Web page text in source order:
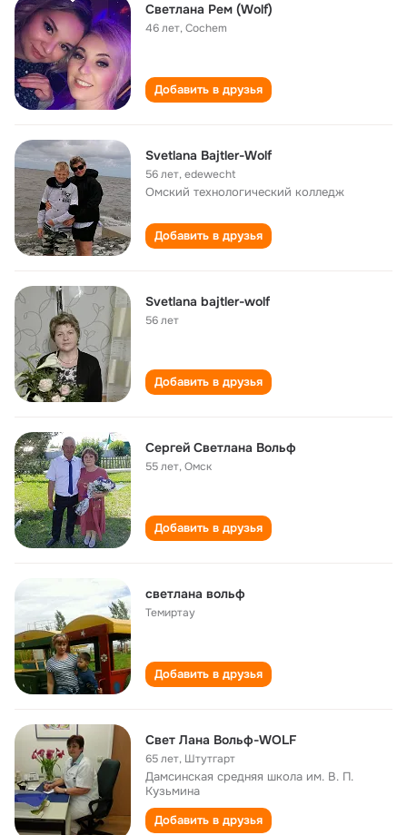
Светлана Рем (Wolf)
46 лет,Cochem
Добавить в друзья
Svetlana Bajtler-Wolf
56 лет,edewecht
Омский технологический колледж
Добавить в друзья
Svetlana bajtler-wolf
56 лет
Добавить в друзья
Cергей Светлана Вольф
55 лет,Омск
Добавить в друзья
светлана вольф
Темиртау
Добавить в друзья
Свет Лана Вольф-WOLF
65 лет, Штутгарт
Дамсинская средняя школа им. В. П.
Кузьмина
Добавить в друзья